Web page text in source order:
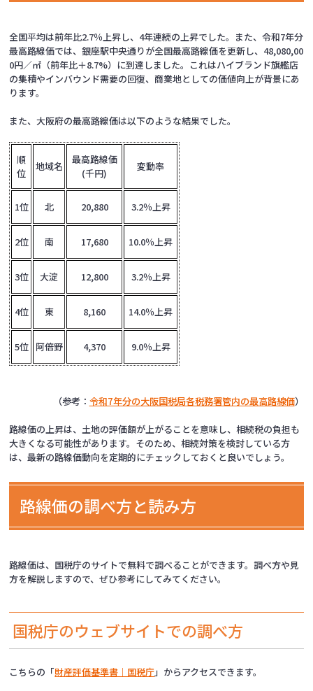
全国平均は前年比2.7％上昇し、4年連続の上昇でした。また、令和7年分
最高路線価では、銀座駅中央通りが全国最高路線価を更新し、48,080,00
0円／㎡（前年比＋8.7%）に到達しました。これはハイブランド旗艦店
の集積やインバウンド需要の回復、商業地としての価値向上が背景にあ
ります。
また、大阪府の最高路線価は以下のような結果でした。
順
位
地域名
最高路線価
(千円)
変動率
1位 北 20,880 3.2％上昇
2位 南 17,680 10.0％上昇
3位 大淀 12,800 3.2％上昇
4位 東 8,160 14.0％上昇
5位 阿倍野 4,370 9.0％上昇
（参考： 令和7年分の大阪国税局各税務署管内の最高路線価）
路線価の上昇は、土地の評価額が上がることを意味し、相続税の負担も
大きくなる可能性があります。そのため、相続対策を検討している方
は、最新の路線価動向を定期的にチェックしておくと良いでしょう。
路線価の調べ方と読み方
路線価は、国税庁のサイトで無料で調べることができます。調べ方や見
方を解説しますので、ぜひ参考にしてみてください。
国税庁のウェブサイトでの調べ方
こちらの「財産評価基準書｜国税庁」からアクセスできます。